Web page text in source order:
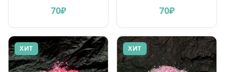
70₽ 70₽
ХИТ ХИТ